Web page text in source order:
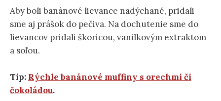
Aby boli banánové lievance nadýchané, pridali
sme aj prášok do pečiva. Na dochutenie sme do
lievancov pridali škoricou, vanilkovým extraktom
a soľou.
Tip: Rýchle banánové muffiny s orechmi či
čokoládou.